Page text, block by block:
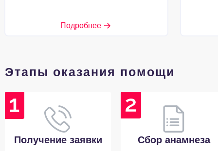
Подробнее
Этапы оказания помощи
Получение заявки Сбор анамнеза